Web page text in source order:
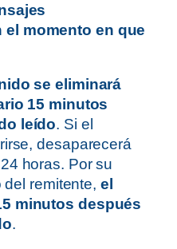
momento en que
se eliminará
15 minutos
leído. Si el
desaparecerá
horas. Por su
remitente, el
minutos después
.